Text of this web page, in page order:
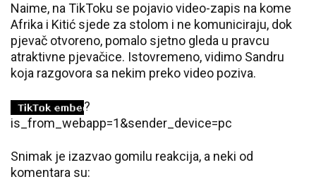
Naime, na TikToku se pojavio video-zapis na kome
Afrika i Kitić sjede za stolom i ne komuniciraju, dok
pjevač otvoreno, pomalo sjetno gleda u pravcu
atraktivne pjevačice. Istovremeno, vidimo Sandru
koja razgovora sa nekim preko video poziva.
?
is_from_webapp=1&sender_device=pc
Snimak je izazvao gomilu reakcija, a neki od
komentara su: